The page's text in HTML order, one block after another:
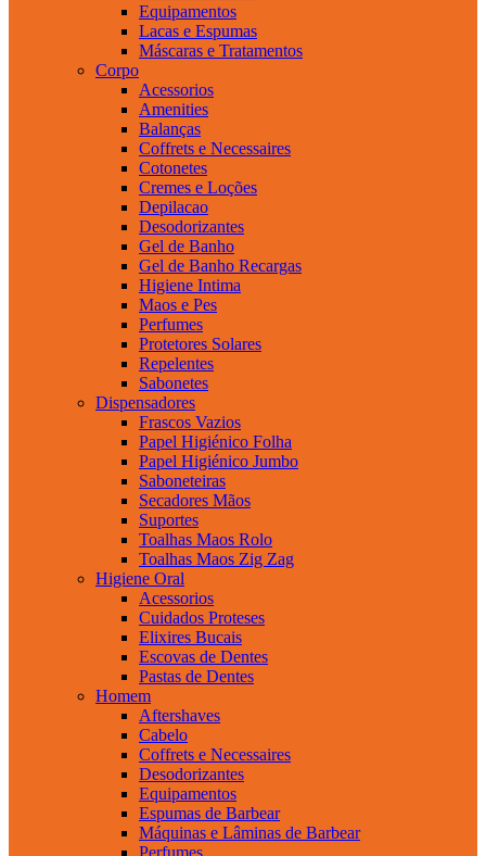
Equipamentos
Lacas e Espumas
Máscaras e Tratamentos
Corpo
Acessorios
Amenities
Balanças
Coffrets e Necessaires
Cotonetes
Cremes e Loções
Depilacao
Desodorizantes
Gel de Banho
Gel de Banho Recargas
Higiene Intima
Maos e Pes
Perfumes
Protetores Solares
Repelentes
Sabonetes
Dispensadores
Frascos Vazios
Papel Higiénico Folha
Papel Higiénico Jumbo
Saboneteiras
Secadores Mãos
Suportes
Toalhas Maos Rolo
Toalhas Maos Zig Zag
Higiene Oral
Acessorios
Cuidados Proteses
Elixires Bucais
Escovas de Dentes
Pastas de Dentes
Homem
Aftershaves
Cabelo
Coffrets e Necessaires
Desodorizantes
Equipamentos
Espumas de Barbear
Máquinas e Lâminas de Barbear
Perfumes